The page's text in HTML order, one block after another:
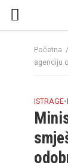
Početna /
agenciju
ISTRAGE•